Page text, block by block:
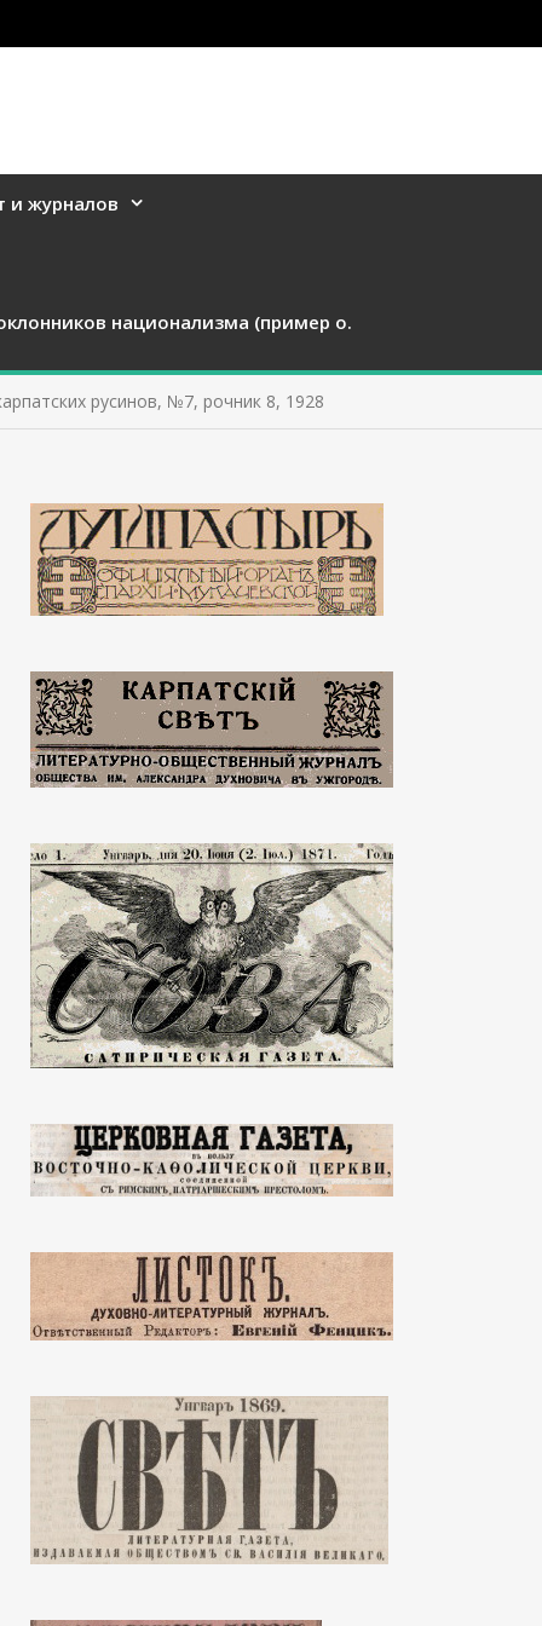
и журналов
национализма (пример о.
русинов, №7, рочник 8, 1928